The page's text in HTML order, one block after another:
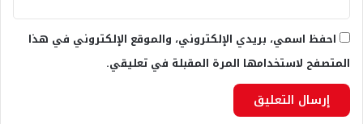
احفظ اسمي، بريدي الإلكتروني، والموقع الإلكتروني في هذا
المتصفح لاستخدامها المرة المقبلة في تعليقي.